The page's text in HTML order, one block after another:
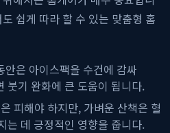
쉽게 따라 할 수 있는 맞춤형 홈
안은 아이스팩을 수건에 감싸
붓기 완화에 큰 도움이 됩니다.
피해야 하지만, 가벼운 산책은 혈
는 데 긍정적인 영향을 줍니다.